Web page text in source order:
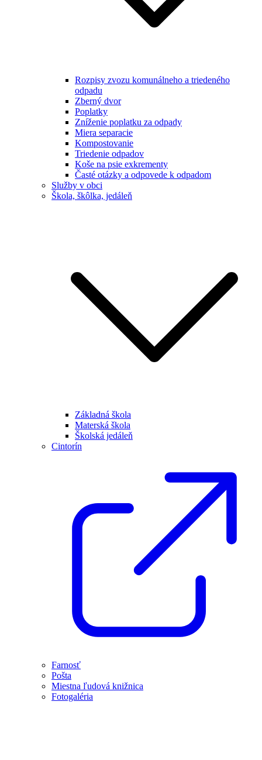
Rozpisy zvozu komunálneho a triedeného
odpadu
Zberný dvor
Poplatky
Zníženie poplatku za odpady
Miera separacie
Kompostovanie
Triedenie odpadov
Koše na psie exkrementy
Časté otázky a odpovede k odpadom
Služby v obci
Škola, škôlka, jedáleň
Základná škola
Materská škola
Školská jedáleň
Cintorín
Farnosť
Pošta
Miestna ľudová knižnica
Fotogaléria